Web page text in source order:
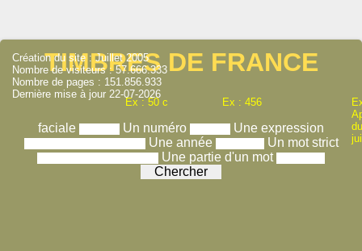
TIMBRES DE FRANCE
Ex : 50 c Ex : 456
faciale Un numéro
Une expression
Une année
Un mot strict
Une partie d'un mot
Création du site : Juillet 2005
Nombre de visiteurs : 57.666.333
Nombre de pages : 151.856.933
Dernière mise à jour 22-07-2026